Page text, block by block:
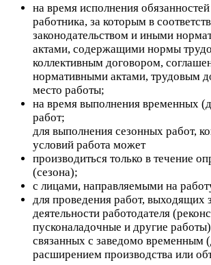
на время исполнения
работника, за которым в
законодательством и иными
актами, содержащими нормы
коллективным договором,
нормативными актами, трудовым
место работы;
на время выполнения временных
работ;
для выполнения сезонных работ,
условий работа может
производиться только в течение
(сезона);
с лицами, направляемыми на
для проведения работ, выходящих
деятельности работодателя
пусконаладочные и другие
связанных с заведомо временным
расширением производства или